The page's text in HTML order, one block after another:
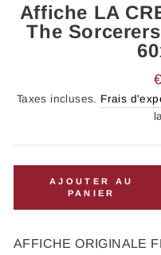
Affiche LA
The
Taxes incluses. Frais
AJOUTER AU
PANIER
AFFICHE ORIGINALE